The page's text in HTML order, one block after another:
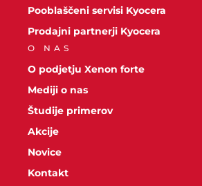
Pooblaščeni servisi Kyocera
Prodajni partnerji Kyocera
O NAS
O podjetju Xenon forte
Mediji o nas
Študije primerov
Akcije
Novice
Kontakt